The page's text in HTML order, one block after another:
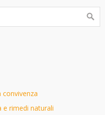
e rimedi naturali